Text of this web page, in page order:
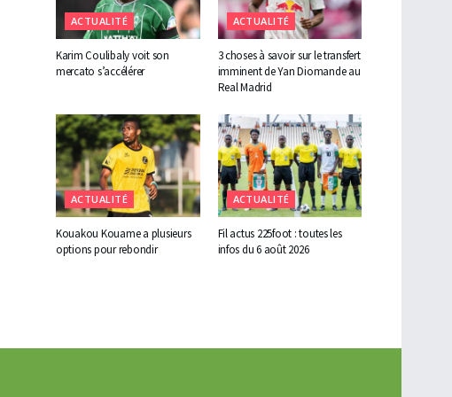
ACTUALITÉ
Karim Coulibaly voit son
mercato s’accélérer
ACTUALITÉ
3 choses à savoir sur le transfert
imminent de Yan Diomande au
Real Madrid
ACTUALITÉ
Kouakou Kouame a plusieurs
options pour rebondir
ACTUALITÉ
Fil actus 225foot : toutes les
infos du 6 août 2026